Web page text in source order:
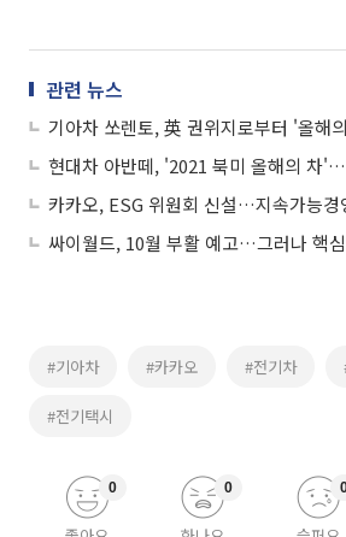
관련 뉴스
기아차 쏘렌토, 英 권위지로부터 '올해
카카오, ESG 위원회 신설…지속가능경
#기아차 #카카오 #전기차
#전기택시
0 0